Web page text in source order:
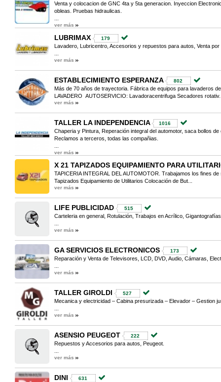
Venta y colocacion de GNC 4ta y 5ta generacion. Inyeccion
obleas. Pruebas hidraulicas.
ver más
LUBRIMAX 179
Lavadero, Lubricentro, Accesorios y repuestos para autos, Venta
ver más
ESTABLECIMIENTO ESPERANZA 802
Más de 70 años de trayectoria. Fábrica de equipos para lavaderos
LAVADERO AUTOSERVICIO: Lavadoracentrifuga Secadores
ver más
TALLER LA INDEPENDENCIA 1016
Chaperia y Pintura, Reperación integral del automotor, saca bollos
Reclamos a terceros, todas las compañias.
ver más
X 21 TAPIZADOS EQUIPAMIENTO PARA
TAPICERIA INTEGRAL DEL AUTOMOTOR. Trabajamos los fines
Tapizados Equipamiento de Utilitarios Colocación de But...
ver más
LIFE PUBLICIDAD 515
Carteleria en general, Rotulación, Trabajos en Acrílico,
ver más
GA SERVICIOS ELECTRONICOS 173
Reparación y Venta de Televisores, LCD, DVD, Audio, Cámaras,
ver más
TALLER GIROLDI 527
Mecanica y electricidad – Cabina presurizada – Elevador – Gestion
ver más
ASENSIO PEUGEOT 222
Repuestos y Accesorios para autos, Peugeot.
ver más
DINI 631